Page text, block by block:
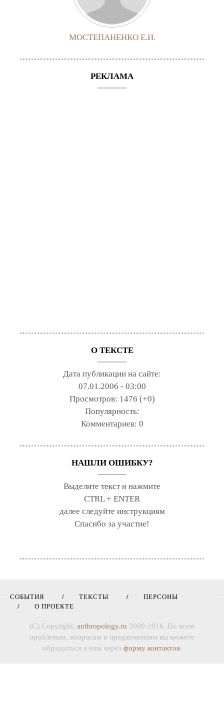
МОСТЕПАНЕНКО Е.И.
РЕКЛАМА
О ТЕКСТЕ
Дата публикации на сайте:
07.01.2006 - 03:00
Просмотров: 1476 (+0)
Популярность:
Комментариев: 0
НАШЛИ ОШИБКУ?
Выделите текст и нажмите
CTRL + ENTER
далее следуйте инструкциям
Спасибо за участие!
СОБЫТИЯ ТЕКСТЫ
ПЕРСОНЫ
О ПРОЕКТЕ
(C) Copyright, anthropology.ru 2000-2016. По всем
проблемам, вопросам и предложениям вы можете
обращаться к нам через форму контактов.